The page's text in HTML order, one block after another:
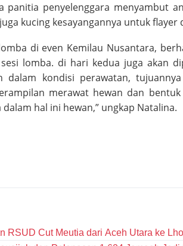
panitia penyelenggara menyambut
kucing kesayangannya untuk flayer
di even Kemilau Nusantara,
lomba. di hari kedua juga akan
dalam kondisi perawatan,
merawat hewan dan
hal ini hewan,” ungkap Natalina.
RSUD Cut Meutia dari Aceh Utara ke